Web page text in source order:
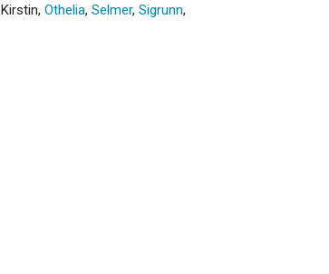
Kirstin, Othelia, Selmer, Sigrunn,